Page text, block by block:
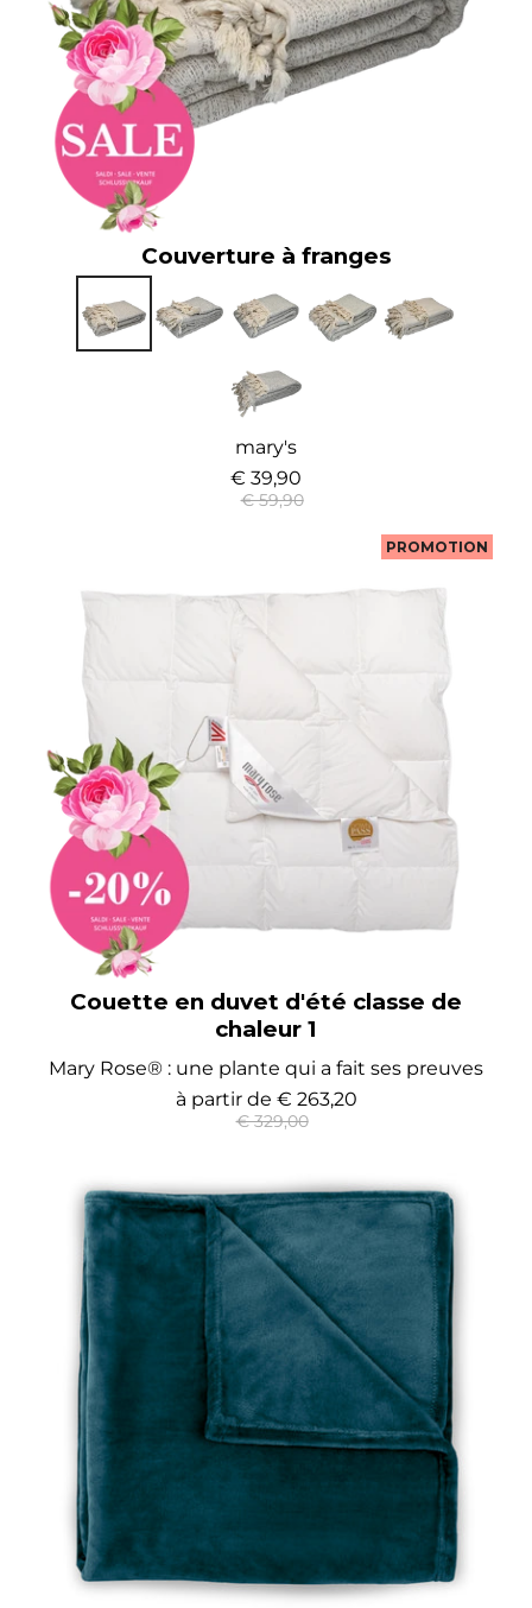
Couverture à franges
mary's
€ 39,90
€ 59,90
Couette en duvet d'été classe de
chaleur 1
PROMOTION
Mary Rose® : une plante qui a fait ses preuves
à partir de € 263,20
€ 329,00